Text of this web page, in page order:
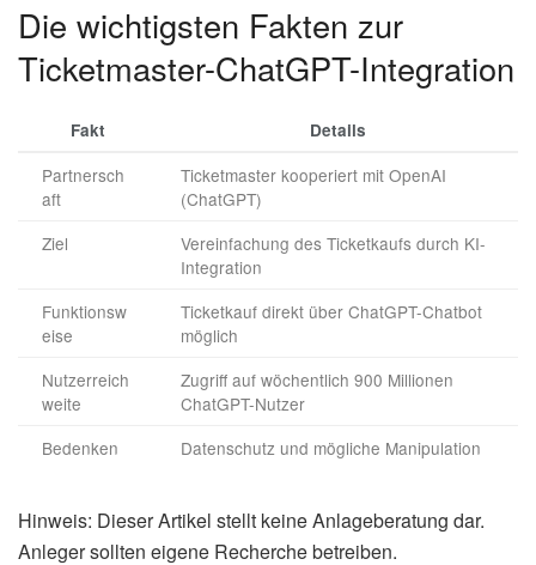
Die wichtigsten Fakten zur
Ticketmaster-ChatGPT-Integration
Fakt Details
Partnersch
aft
Ticketmaster kooperiert mit OpenAI
(ChatGPT)
Ziel
Vereinfachung des Ticketkaufs durch KI-
Integration
Funktionsw
eise
Ticketkauf direkt über ChatGPT-Chatbot
möglich
Nutzerreich
weite
Zugriff auf wöchentlich 900 Millionen
ChatGPT-Nutzer
Bedenken
Datenschutz und mögliche Manipulation
Hinweis: Dieser Artikel stellt keine Anlageberatung dar.
Anleger sollten eigene Recherche betreiben.